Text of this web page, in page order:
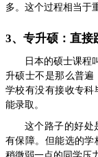
多。这个过程相当于
3、专升硕：直接
日本的硕士课程
升硕士不是那么普遍
学校有没有接收专科
能录取。
这个路子的好处
有保障。但能选的学